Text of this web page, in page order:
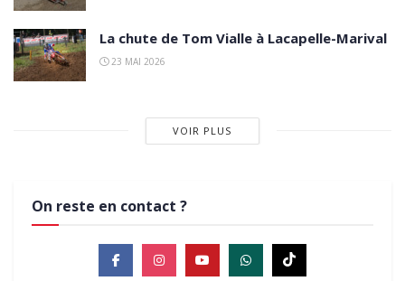
La chute de Tom Vialle à Lacapelle-Marival
23 MAI 2026
VOIR PLUS
On reste en contact ?